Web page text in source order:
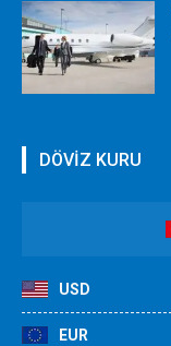
DÖVİZ KURU
USD
EUR